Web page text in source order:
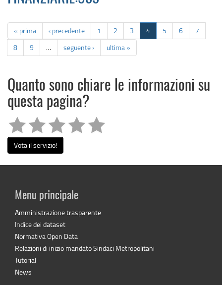
« prima ‹ precedente 1 2 3 4 5 6
7
8
9 … seguente › ultima »
Quanto sono chiare le informazioni su
questa pagina?
Vota il servizio!
Menu principale
Amministrazione trasparente
Indice dei dataset
Normativa Open Data
Relazioni di inizio mandato Sindaci Metropolitani
Tutorial
News